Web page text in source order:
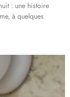
: une histoire
à quelques